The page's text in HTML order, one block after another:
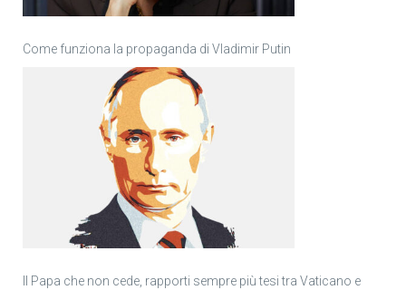
Come funziona la propaganda di Vladimir Putin
Il Papa che non cede, rapporti sempre più tesi tra Vaticano e